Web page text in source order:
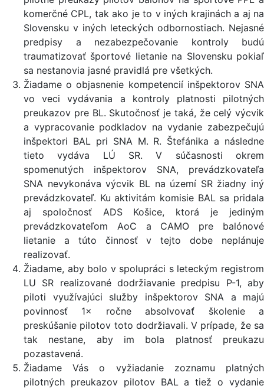
komerčné CPL, tak ako je to v iných krajinách a aj na
Slovensku v iných leteckých odbornostiach. Nejasné
predpisy a nezabezpečovanie kontroly budú
traumatizovať športové lietanie na Slovensku pokiaľ
sa nestanovia jasné pravidlá pre všetkých.
Žiadame o objasnenie kompetencií inšpektorov SNA
vo veci vydávania a kontroly platnosti pilotných
preukazov pre BL. Skutočnosť je taká, že celý výcvik
a vypracovanie podkladov na vydanie zabezpečujú
inšpektori BAL pri SNA M. R. Štefánika a následne
tieto vydáva LÚ SR. V súčasnosti okrem
spomenutých inšpektorov SNA, prevádzkovateľa
SNA nevykonáva výcvik BL na území SR žiadny iný
prevádzkovateľ. Ku aktivitám komisie BAL sa pridala
aj spoločnosť ADS Košice, ktorá je jediným
prevádzkovateľom AoC a CAMO pre balónové
lietanie a túto činnosť v tejto dobe neplánuje
realizovať.
Žiadame, aby bolo v spolupráci s leteckým registrom
LU SR realizované dodržiavanie predpisu P-1, aby
piloti využívajúci služby inšpektorov SNA a majú
povinnosť 1× ročne absolvovať školenie a
preskúšanie pilotov toto dodržiavali. V prípade, že sa
tak nestane, aby im bola platnosť preukazu
pozastavená.
Žiadame Vás o vyžiadanie zoznamu platných
pilotných preukazov pilotov BAL a tiež o vydanie